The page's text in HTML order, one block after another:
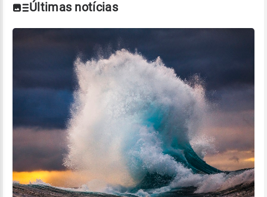
Últimas notícias